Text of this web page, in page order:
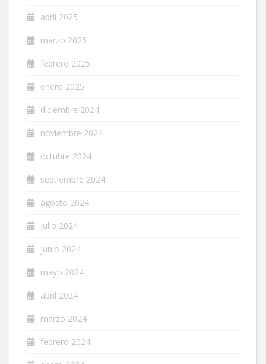
abril 2025
marzo 2025
febrero 2025
enero 2025
diciembre 2024
noviembre 2024
octubre 2024
septiembre 2024
agosto 2024
julio 2024
junio 2024
mayo 2024
abril 2024
marzo 2024
febrero 2024